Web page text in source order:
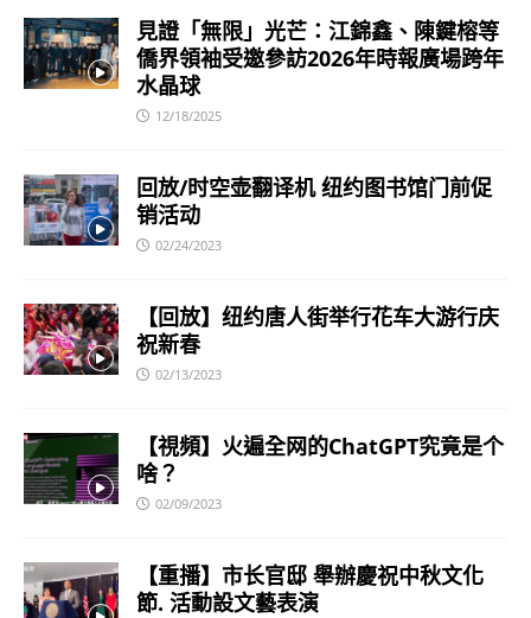
見證「無限」光芒：江錦鑫、陳鍵榕等
僑界領袖受邀參訪2026年時報廣場跨年
水晶球
12/18/2025
回放/时空壶翻译机 纽约图书馆门前促
销活动
02/24/2023
【回放】纽约唐人街举行花车大游行庆
祝新春
02/13/2023
【視頻】火遍全网的ChatGPT究竟是个
啥？
02/09/2023
【重播】市长官邸 舉辦慶祝中秋文化
節. 活動設文藝表演